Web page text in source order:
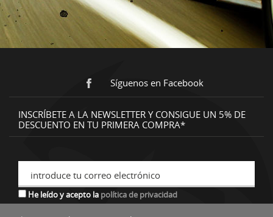
Síguenos en Facebook
INSCRÍBETE A LA NEWSLETTER Y CONSIGUE UN 5% DE
DESCUENTO EN TU PRIMERA COMPRA*
introduce tu correo electrónico
He leído y acepto la política de privacidad